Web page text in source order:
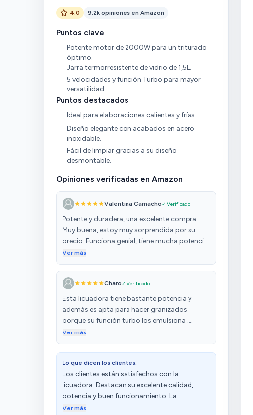
4.0 9.2k opiniones en Amazon
Puntos clave
Potente motor de 2000W para un triturado
óptimo.
Jarra termorresistente de vidrio de 1,5L.
5 velocidades y función Turbo para mayor
versatilidad.
Puntos destacados
Ideal para elaboraciones calientes y frías.
Diseño elegante con acabados en acero
inoxidable.
Fácil de limpiar gracias a su diseño
desmontable.
Opiniones verificadas en Amazon
Valentina Camacho✓ Verificado
Potente y duradera, una excelente compra
Muy buena, estoy muy sorprendida por su
precio. Funciona genial, tiene mucha potencia
y deja todo perfectamente triturado. La
ningún fallo. Totalmente recomendable, una
gran relación calidad-precio.
Ver más
Charo✓ Verificado
Esta licuadora tiene bastante potencia y
además es apta para hacer granizados
porque su función turbo los emulsiona .
Puedes hacer batidos o helados naturales con
verdes . Las instrucciones muy escuetas , eso
no me gusta . Debo decir que preparo
también leches vegetales con el acople que
tiene, se debe poner encima de la cuchilla la
parte de rejilla y dentro las almendras o lo que
prefieras ( y añadir si quieres el endulzante que
Ver más
Lo que dicen los clientes:
Los clientes están satisfechos con la
licuadora. Destacan su excelente calidad,
potencia y buen funcionamiento. La
consideran una buena opción en cuanto a
Ver más